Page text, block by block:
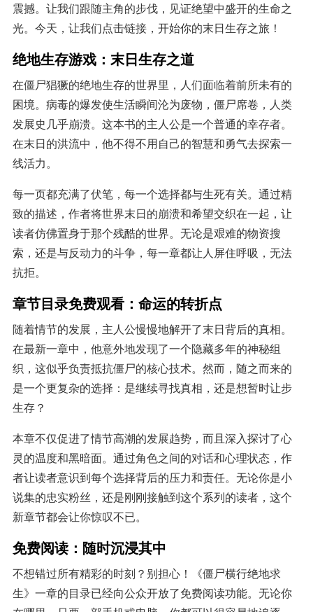
震撼。让我们跟随主角的步伐，见证绝望中盛开的生命之
光。今天，让我们点击链接，开始你的末日生存之旅！
绝地生存游戏：末日生存之道
在僵尸猖獗的绝地生存的世界里，人们面临着前所未有的
困境。病毒的爆发使生活瞬间沦为废物，僵尸席卷，人类
发展史几乎崩溃。这本书的主人公是一个普通的幸存者。
在末日的洪流中，他不得不用自己的智慧和勇气去探索一
线活力。
每一页都充满了伏笔，每一个选择都与生死有关。通过精
致的描述，作者将世界末日的崩溃和希望交织在一起，让
读者仿佛置身于那个残酷的世界。无论是艰难的物资搜
索，还是与反动力的斗争，每一章都让人屏住呼吸，无法
抗拒。
章节目录免费观看：命运的转折点
随着情节的发展，主人公慢慢地解开了末日背后的真相。
在最新一章中，他意外地发现了一个隐藏多年的神秘组
织，这似乎负责抵抗僵尸的核心技术。然而，随之而来的
是一个更复杂的选择：是继续寻找真相，还是想暂时让步
生存？
本章不仅促进了情节高潮的发展趋势，而且深入探讨了心
灵的温度和黑暗面。通过角色之间的对话和心理状态，作
者让读者意识到每个选择背后的压力和责任。无论你是小
说集的忠实粉丝，还是刚刚接触到这个系列的读者，这个
新章节都会让你惊叹不已。
免费阅读：随时沉浸其中
不想错过所有精彩的时刻？别担心！《僵尸横行绝地求
生》一章的目录已经向公众开放了免费阅读功能。无论你